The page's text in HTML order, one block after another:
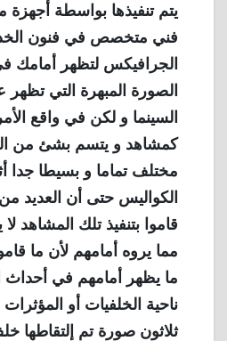
يتم تنفيذها بواسطة أجهزة
فني متخصص في فنون
الجرافيكس لتظهر أمامك
الصورة المبهرة التي
السينما و لكن في واقع
كمشاهد و يتسم بشئ من
مختلف تماما و بسيطا جدا
الكواليس حتى أن العديد من
قاموا بتنفيذ تلك المشاهد
مما يروه أمامهم لأن ما
ما يظهر أمامهم في أحداث
ناحية الخلفيات أو المؤثرات
ثلاثون صورة تم إلتقاطها